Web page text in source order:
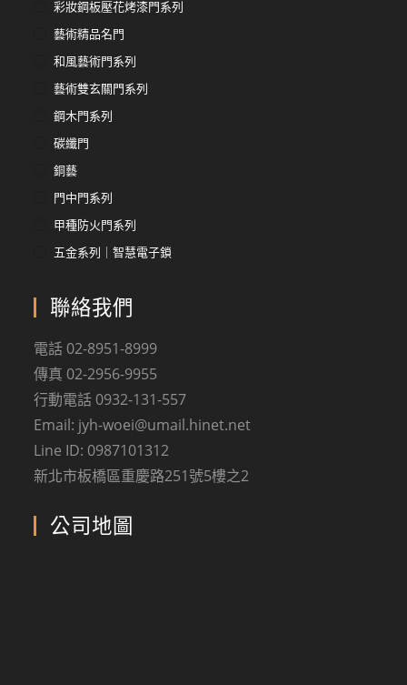
彩妝鋼板壓花烤漆門系列
藝術精品名門
和風藝術門系列
藝術雙玄關門系列
鋼木門系列
碳纖門
銅藝
門中門系列
甲種防火門系列
五金系列｜智慧電子鎖
聯絡我們
電話 02-8951-8999
傳真 02-2956-9955
行動電話 0932-131-557
Email: jyh-woei@umail.hinet.net
Line ID: 0987101312
新北市板橋區重慶路251號5樓之2
公司地圖